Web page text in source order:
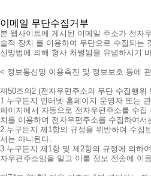
이메일 무단수집거부
본 웹사이트에 게시된 이메일 주소가 전자
술적 장치 를 이용하여 무단으로 수집되는
신망법에 의해 형사 처벌됨을 유념하시기
< 정보통신망 이용촉진 및 정보보호 등에
제50조의2 (전자우편주소의 무단 수집행위
1.누구든지 인터넷 홈페이지 운영자 또는
페이지에서 자동으로 전자우편주소를 수
치를 이용하여 전자우편주소를 수집하여서
2.누구든지 제1항의 규정을 위반하여 수집
서는 아니된다.
3.누구든지 제1항 및 제2항의 규정에 의하
자우편주소임을 알고 이를 정보 전송에 이